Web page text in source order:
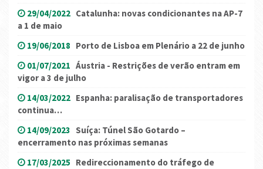
29/04/2022 Catalunha: novas condicionantes na AP-7
a 1 de maio
19/06/2018 Porto de Lisboa em Plenário a 22 de junho
01/07/2021 Áustria - Restrições de verão entram em
vigor a 3 de julho
14/03/2022 Espanha: paralisação de transportadores
continua…
14/09/2023 Suíça: Túnel São Gotardo –
encerramento nas próximas semanas
17/03/2025 Redireccionamento do tráfego de